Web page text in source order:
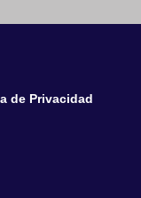
de Privacidad